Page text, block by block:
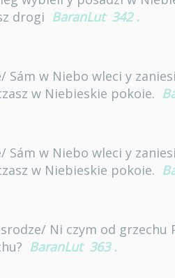
drogi BaranLut 342 .
Sám w Niebo wleci y
w Niebieskie pokoie.
Sám w Niebo wleci y
w Niebieskie pokoie.
Ni czym od grzechu
BaranLut 363 .